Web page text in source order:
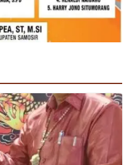
cinta tanah air
Kemerdekaan RI.
pemasangan
masyarakat dalam
bangsa
kepada seluruh
dan memasang
depan rumah masing-
Ini adalah bentuk
terhadap
yang telah merebut
Muliyadi Suraukur saat